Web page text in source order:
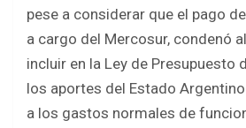
pese a considerar que el pago
a cargo del Mercosur, condenó
incluir en la Ley de Presupuesto
los aportes del Estado
a los gastos normales de